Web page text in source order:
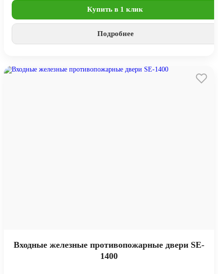
Купить в 1 клик
Подробнее
Входные железные противопожарные двери SE-
1400